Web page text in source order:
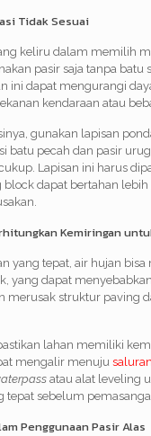
Tidak Sesuai
keliru dalam memilih
pasir saja tanpa batu
ini dapat mengurangi
kendaraan atau
gunakan lapisan
batu pecah dan pasir
Lapisan ini harus
block dapat bertahan
Kemiringan
yang tepat, air hujan
yang dapat
merusak struktur paving
lahan memiliki
mengalir menuju
atau alat leveling
tepat sebelum
Penggunaan Pasir Alas